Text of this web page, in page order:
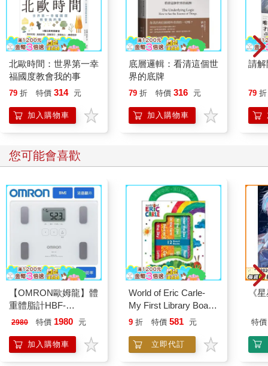
北歐時間：世界第一幸
福國度教會我的事
79 折 特價 314 元
加入購物車
底層邏輯：看清這個世
界的底牌
79 折 特價 316 元
加入購物車
請解
79 折
您可能會喜歡
【OMRON歐姆龍】體
重體脂計HBF-
212W+送原價2980元
221053
2980 特價 1980 元
加入購物車
World of Eric Carle-
My First Library Board
Book Block Set
9 折 特價 581 元
立即代訂
《
特價